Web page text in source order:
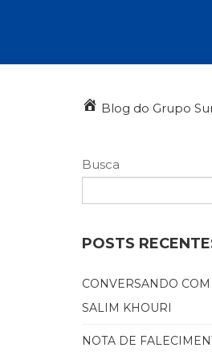
Culinária,
Literatura
Relações
Sem categoria
Vida Prática (32)
Blog do Grupo
Busca
POSTS
CONVERSANDO COM
SALIM KHOURI
NOTA DE